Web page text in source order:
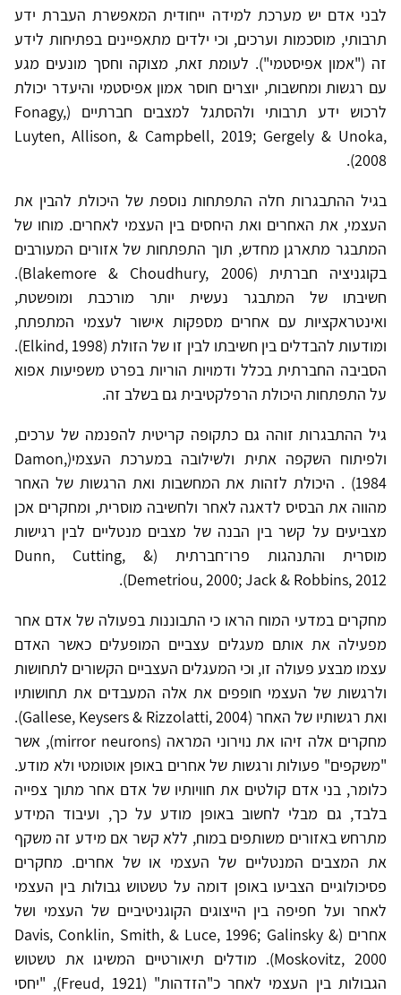
לבני אדם יש מערכת למידה ייחודית המאפשרת העברת ידע
תרבותי, מוסכמות וערכים, וכי ילדים מתאפיינים בפתיחות לידע
זה ("אמון אפיסטמי"). לעומת זאת, מצוקה וחסך מונעים מגע
עם רגשות ומחשבות, יוצרים חוסר אמון אפיסטמי והיעדר יכולת
לרכוש ידע תרבותי ולהסתגל למצבים חברתיים (Fonagy,
Luyten, Allison, & Campbell, 2019; Gergely & Unoka,
2008).
בגיל ההתבגרות חלה התפתחות נוספת של היכולת להבין את
העצמי, את האחרים ואת היחסים בין העצמי לאחרים. מוחו של
המתבגר מתארגן מחדש, תוך התפתחות של אזורים המעורבים
בקוגניציה חברתית (Blakemore & Choudhury, 2006).
חשיבתו של המתבגר נעשית יותר מורכבת ומופשטת,
ואינטראקציות עם אחרים מספקות אישור לעצמי המתפתח,
ומודעות להבדלים בין חשיבתו לבין זו של הזולת (Elkind, 1998).
הסביבה החברתית בכלל ודמויות הוריות בפרט משפיעות אפוא
על התפתחות היכולת הרפלקטיבית גם בשלב זה.
גיל ההתבגרות זוהה גם כתקופה קריטית להפנמה של ערכים,
ולפיתוח השקפה אתית ולשילובה במערכת העצמי(Damon,
1984) . היכולת לזהות את המחשבות ואת הרגשות של האחר
מהווה את הבסיס לדאגה לאחר ולחשיבה מוסרית, ומחקרים אכן
מצביעים על קשר בין הבנה של מצבים מנטליים לבין רגישות
מוסרית והתנהגות פרו־חברתית (Dunn, Cutting, &
Demetriou, 2000; Jack & Robbins, 2012).
מחקרים במדעי המוח הראו כי התבוננות בפעולה של אדם אחר
מפעילה את אותם מעגלים עצביים המופעלים כאשר האדם
עצמו מבצע פעולה זו, וכי המעגלים העצביים הקשורים לתחושות
ולרגשות של העצמי חופפים את אלה המעבדים את תחושותיו
ואת רגשותיו של האחר (Gallese, Keysers & Rizzolatti, 2004).
מחקרים אלה זיהו את נוירוני המראה (mirror neurons), אשר
"משקפים" פעולות ורגשות של אחרים באופן אוטומטי ולא מודע.
כלומר, בני אדם קולטים את חוויותיו של אדם אחר מתוך צפייה
בלבד, גם מבלי לחשוב באופן מודע על כך, ועיבוד המידע
מתרחש באזורים משותפים במוח, ללא קשר אם מידע זה משקף
את המצבים המנטליים של העצמי או של אחרים. מחקרים
פסיכולוגיים הצביעו באופן דומה על טשטוש גבולות בין העצמי
לאחר ועל חפיפה בין הייצוגים הקוגניטיביים של העצמי ושל
אחרים (Davis, Conklin, Smith, & Luce, 1996; Galinsky &
Moskovitz, 2000). מודלים תיאורטיים המשיגו את טשטוש
הגבולות בין העצמי לאחר כ"הזדהות" (Freud, 1921), "יחסי